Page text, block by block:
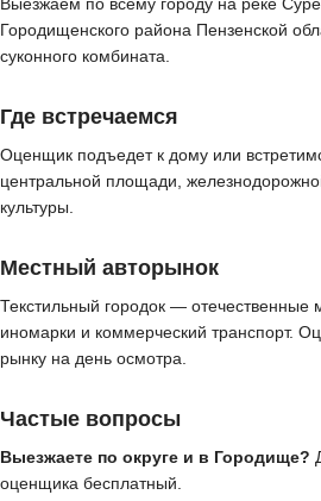
Городищенского района Пензенской
суконного комбината.
Где встречаемся
Оценщик подъедет к дому или
центральной площади,
культуры.
Местный авторынок
Текстильный городок —
иномарки и коммерческий транспорт.
рынку на день осмотра.
Частые вопросы
Выезжаете по округе и в Городище?
оценщика бесплатный.